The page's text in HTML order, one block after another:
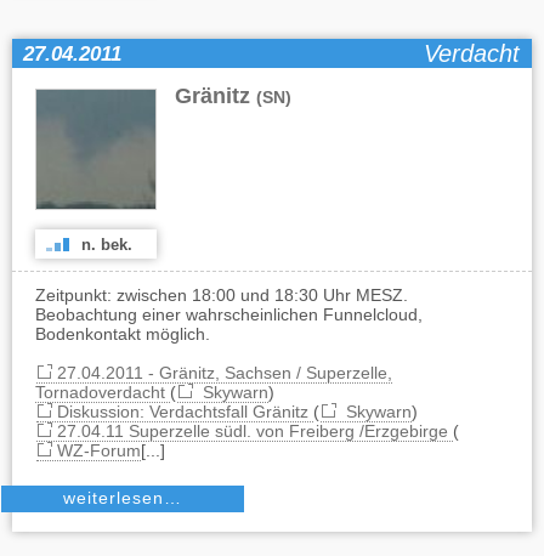
27.04.2011 Verdacht
Gränitz (SN)
n. bek.
Zeitpunkt: zwischen 18:00 und 18:30 Uhr MESZ.
Beobachtung einer wahrscheinlichen Funnelcloud,
Bodenkontakt möglich.
27.04.2011 - Gränitz, Sachsen / Superzelle,
Tornadoverdacht ( Skywarn)
Diskussion: Verdachtsfall Gränitz ( Skywarn)
27.04.11 Superzelle südl. von Freiberg /Erzgebirge (
WZ-Forum[...]
weiterlesen…